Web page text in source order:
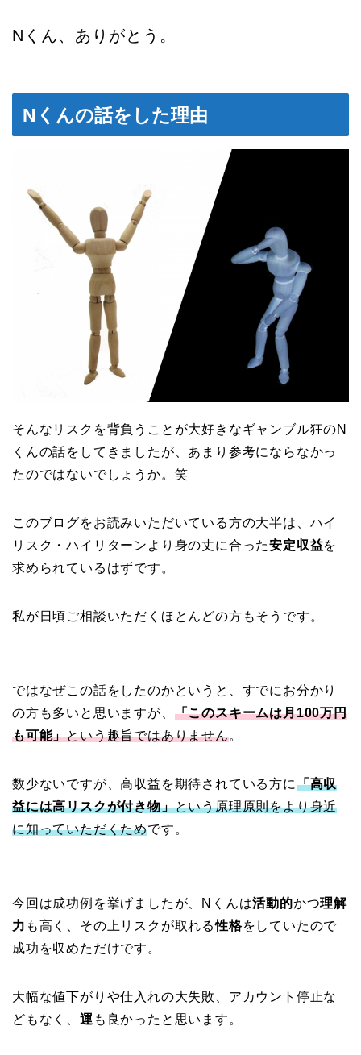
Nくん、ありがとう。
Nくんの話をした理由
そんなリスクを背負うことが大好きなギャンブル狂のN
くんの話をしてきましたが、あまり参考にならなかっ
たのではないでしょうか。笑
このブログをお読みいただいている方の大半は、ハイ
リスク・ハイリターンより身の丈に合った安定収益を
求められているはずです。
私が日頃ご相談いただくほとんどの方もそうです。
ではなぜこの話をしたのかというと、すでにお分かり
の方も多いと思いますが、 「このスキームは月100万円
も可能」という趣旨ではありません。
数少ないですが、高収益を期待されている方に「高収
益には高リスクが付き物」という原理原則をより身近
に知っていただくためです。
今回は成功例を挙げましたが、Nくんは活動的かつ理解
力 も高く、その上リスクが取れる性格をしていたので
成功を収めただけです。
大幅な値下がりや仕入れの大失敗、アカウント停止な
どもなく、 運 も良かったと思います。